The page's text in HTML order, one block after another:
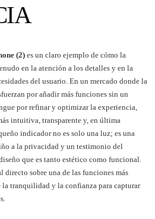
(2)es un claro ejemplo de cómo la
en la atención a los detalles y en la
del usuario. En un mercado donde la
por añadir más funciones sin un
por refinar y optimizar la experiencia,
intuitiva, transparente y, en última
indicador no es solo una luz; es una
a la privacidad y un testimonio del
que es tanto estético como funcional.
sobre una de las funciones más
tranquilidad y la confianza para capturar